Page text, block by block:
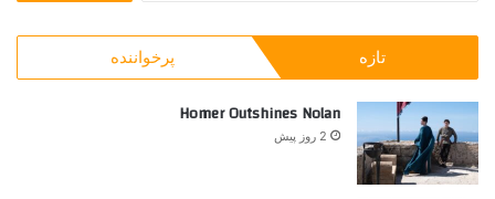
ی
ج
و
ب
تازه پرخواننده
Homer Outshines Nolan
2 روز پیش